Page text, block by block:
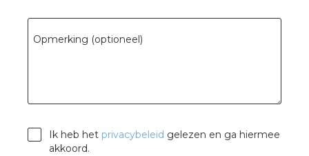
Opmerking (optioneel)
Ik heb het privacybeleid gelezen en ga hiermee
akkoord.